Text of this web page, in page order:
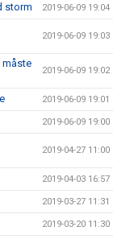
storm 2019-06-09 19:04
2019-06-09 19:03
måste
2019-06-09 19:02
2019-06-09 19:01
2019-06-09 19:00
2019-04-27 11:00
2019-04-03 16:57
2019-03-27 11:31
2019-03-20 11:30